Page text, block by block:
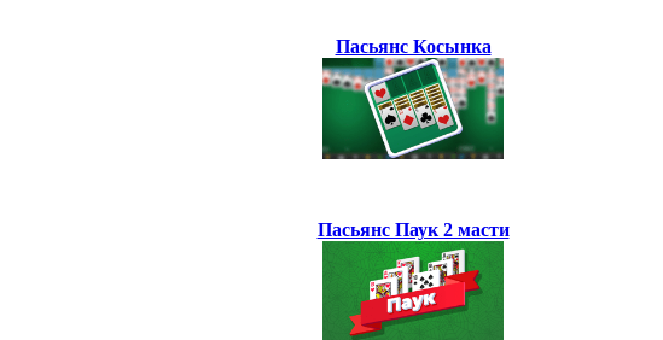
Пасьянс Косынка
Пасьянс Паук 2 масти